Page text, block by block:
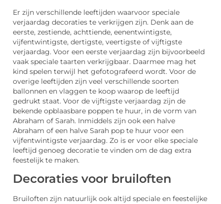
Er zijn verschillende leeftijden waarvoor speciale
verjaardag decoraties te verkrijgen zijn. Denk aan de
eerste, zestiende, achttiende, eenentwintigste,
vijfentwintigste, dertigste, veertigste of vijftigste
verjaardag. Voor een eerste verjaardag zijn bijvoorbeeld
vaak speciale taarten verkrijgbaar. Daarmee mag het
kind spelen terwijl het gefotografeerd wordt. Voor de
overige leeftijden zijn veel verschillende soorten
ballonnen en vlaggen te koop waarop de leeftijd
gedrukt staat. Voor de vijftigste verjaardag zijn de
bekende opblaasbare poppen te huur, in de vorm van
Abraham of Sarah. Inmiddels zijn ook een halve
Abraham of een halve Sarah pop te huur voor een
vijfentwintigste verjaardag. Zo is er voor elke speciale
leeftijd genoeg decoratie te vinden om de dag extra
feestelijk te maken.
Decoraties voor bruiloften
Bruiloften zijn natuurlijk ook altijd speciale en feestelijke